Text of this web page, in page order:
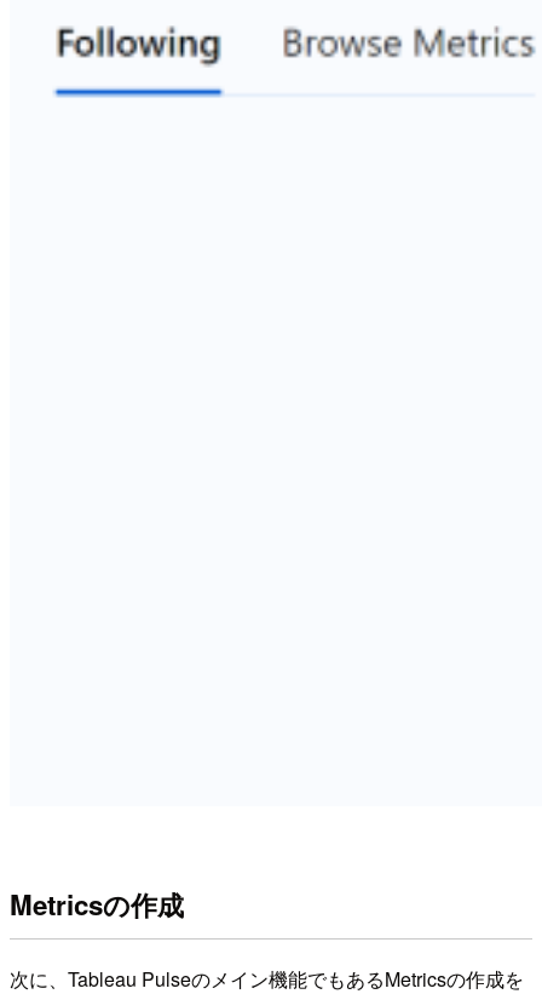
Metricsの作成
次に、Tableau Pulseのメイン機能でもあるMetricsの作成を